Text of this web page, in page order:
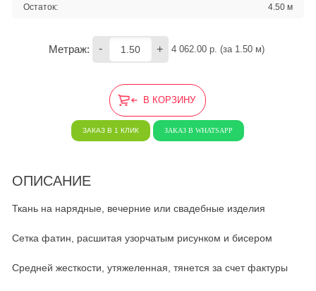
Остаток: 4.50 м
Метраж: - + 4 062.00 р. (за 1.50 м)
В КОРЗИНУ
ЗАКАЗ В 1 КЛИК ЗАКАЗ В WHATSAPP
ОПИСАНИЕ
Ткань на нарядные, вечерние или свадебные изделия
Сетка фатин, расшитая узорчатым рисунком и бисером
Средней жесткости, утяжеленная, тянется за счет фактуры